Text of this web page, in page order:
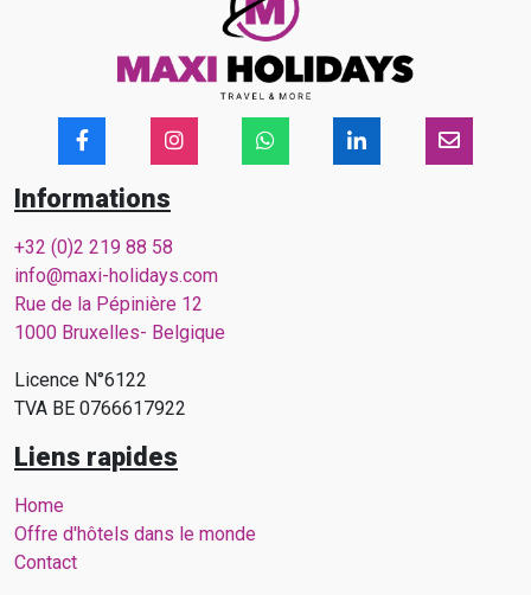
Informations
+32 (0)2 219 88 58
info@maxi-holidays.com
Rue de la Pépinière 12
1000 Bruxelles- Belgique
Licence N°6122
TVA BE 0766617922
Liens rapides
Home
Offre d'hôtels dans le monde
Contact